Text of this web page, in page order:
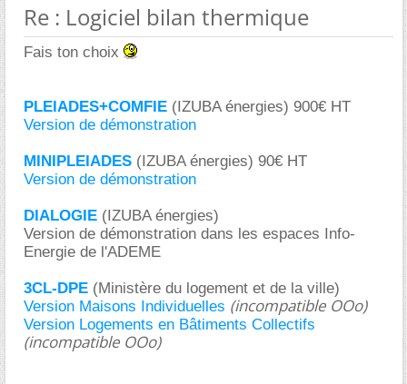
Re : Logiciel bilan thermique
Fais ton choix
PLEIADES+COMFIE (IZUBA énergies) 900€ HT
Version de démonstration
MINIPLEIADES (IZUBA énergies) 90€ HT
Version de démonstration
DIALOGIE (IZUBA énergies)
Version de démonstration dans les espaces Info-
Energie de l'ADEME
3CL-DPE (Ministère du logement et de la ville)
Version Maisons Individuelles (incompatible OOo)
Version Logements en Bâtiments Collectifs
(incompatible OOo)